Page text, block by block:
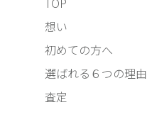
想い
初めての方へ
選ばれる６つの理由
査定